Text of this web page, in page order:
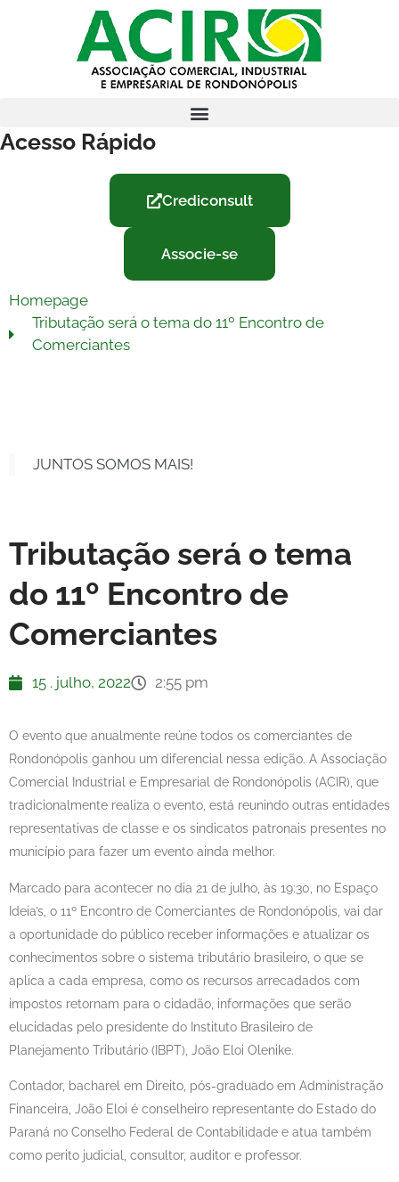
Acesso Rápido
Crediconsult
Associe-se
Homepage
Tributação será o tema do 11º Encontro de
Comerciantes
JUNTOS SOMOS MAIS!
Tributação será o tema
do 11º Encontro de
Comerciantes
15 . julho, 2022 2:55 pm
O evento que anualmente reúne todos os comerciantes de
Rondonópolis ganhou um diferencial nessa edição. A Associação
Comercial Industrial e Empresarial de Rondonópolis (ACIR), que
tradicionalmente realiza o evento, está reunindo outras entidades
representativas de classe e os sindicatos patronais presentes no
município para fazer um evento ainda melhor.
Marcado para acontecer no dia 21 de julho, às 19:30, no Espaço
Ideia’s, o 11º Encontro de Comerciantes de Rondonópolis, vai dar
a oportunidade do público receber informações e atualizar os
conhecimentos sobre o sistema tributário brasileiro, o que se
aplica a cada empresa, como os recursos arrecadados com
impostos retornam para o cidadão, informações que serão
elucidadas pelo presidente do Instituto Brasileiro de
Planejamento Tributário (IBPT), João Eloi Olenike.
Contador, bacharel em Direito, pós-graduado em Administração
Financeira, João Eloi é conselheiro representante do Estado do
Paraná no Conselho Federal de Contabilidade e atua também
como perito judicial, consultor, auditor e professor.